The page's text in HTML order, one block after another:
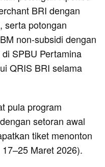
BRI dengan
serta potongan
non-subsidi dengan
SPBU Pertamina
QRIS BRI selama
pula program
setoran awal
tiket menonton
Maret 2026).